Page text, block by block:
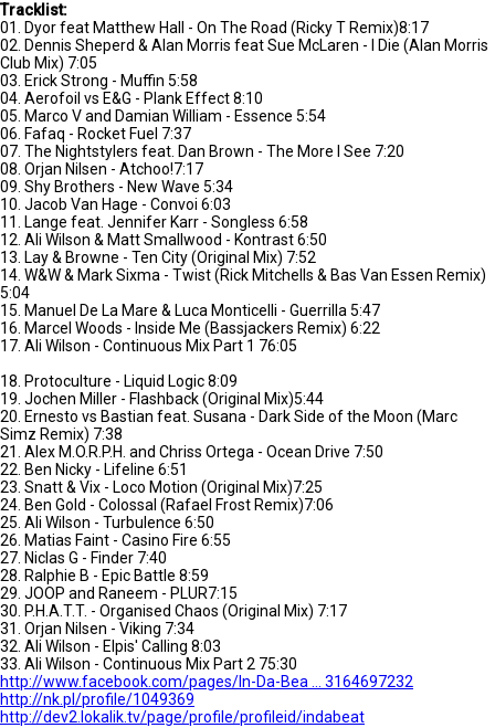
Tracklist:
01. Dyor feat Matthew Hall - On The Road (Ricky T Remix)8:17
02. Dennis Sheperd & Alan Morris feat Sue McLaren - I Die (Alan Morris
Club Mix) 7:05
03. Erick Strong - Muffin 5:58
04. Aerofoil vs E&G - Plank Effect 8:10
05. Marco V and Damian William - Essence 5:54
06. Fafaq - Rocket Fuel 7:37
07. The Nightstylers feat. Dan Brown - The More I See 7:20
08. Orjan Nilsen - Atchoo!7:17
09. Shy Brothers - New Wave 5:34
10. Jacob Van Hage - Convoi 6:03
11. Lange feat. Jennifer Karr - Songless 6:58
12. Ali Wilson & Matt Smallwood - Kontrast 6:50
13. Lay & Browne - Ten City (Original Mix) 7:52
14. W&W & Mark Sixma - Twist (Rick Mitchells & Bas Van Essen Remix)
5:04
15. Manuel De La Mare & Luca Monticelli - Guerrilla 5:47
16. Marcel Woods - Inside Me (Bassjackers Remix) 6:22
17. Ali Wilson - Continuous Mix Part 1 76:05
18. Protoculture - Liquid Logic 8:09
19. Jochen Miller - Flashback (Original Mix)5:44
20. Ernesto vs Bastian feat. Susana - Dark Side of the Moon (Marc
Simz Remix) 7:38
21. Alex M.O.R.P.H. and Chriss Ortega - Ocean Drive 7:50
22. Ben Nicky - Lifeline 6:51
23. Snatt & Vix - Loco Motion (Original Mix)7:25
24. Ben Gold - Colossal (Rafael Frost Remix)7:06
25. Ali Wilson - Turbulence 6:50
26. Matias Faint - Casino Fire 6:55
27. Niclas G - Finder 7:40
28. Ralphie B - Epic Battle 8:59
29. JOOP and Raneem - PLUR7:15
30. P.H.A.T.T. - Organised Chaos (Original Mix) 7:17
31. Orjan Nilsen - Viking 7:34
32. Ali Wilson - Elpis' Calling 8:03
33. Ali Wilson - Continuous Mix Part 2 75:30
http://www.facebook.com/pages/In-Da-Bea ... 3164697232
http://nk.pl/profile/1049369
http://dev2.lokalik.tv/page/profile/profileid/indabeat